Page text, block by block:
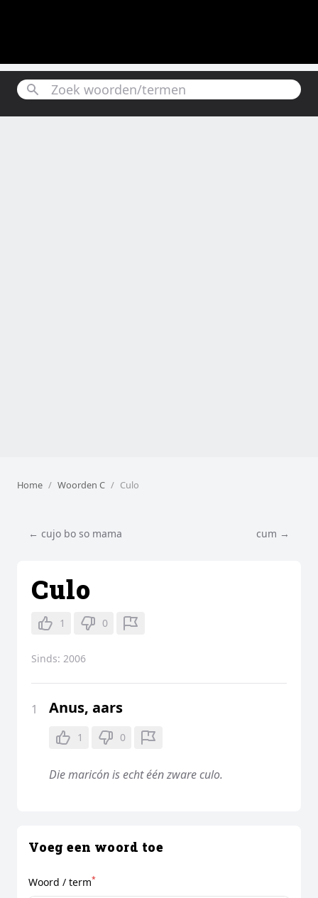
Home Woorden C Culo
← cujo bo so mama cum →
Culo
1 0
Sinds: 2006
1 Anus, aars
1 0
Die maricón is echt één zware culo.
Voeg een woord toe
Woord / term*